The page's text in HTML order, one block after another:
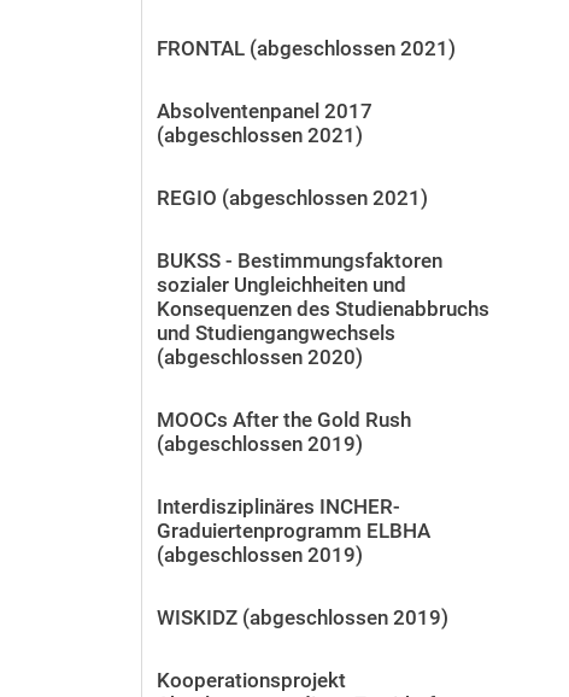
FRONTAL (abgeschlossen 2021)
Absolventenpanel 2017
(abgeschlossen 2021)
REGIO (abgeschlossen 2021)
BUKSS - Bestimmungsfaktoren
sozialer Ungleichheiten und
Konsequenzen des Studienabbruchs
und Studiengangwechsels
(abgeschlossen 2020)
MOOCs After the Gold Rush
(abgeschlossen 2019)
Interdisziplinäres INCHER-
Graduiertenprogramm ELBHA
(abgeschlossen 2019)
WISKIDZ (abgeschlossen 2019)
Kooperationsprojekt